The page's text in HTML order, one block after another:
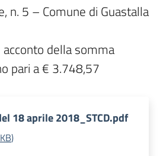
n. 5 – Comune di Guastalla
della somma
pari a € 3.748,57
18 aprile 2018_STCD.pdf
)